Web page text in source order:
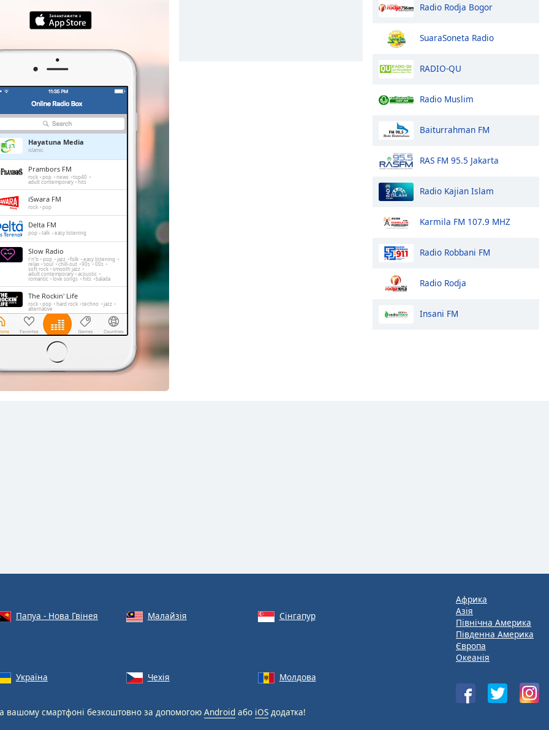
Hayatuna Media
islamic
Prambors FM
rock pop news top40
adult contemporary hits
iSwara FM
rock pop
Delta FM
pop talk easy listening
Slow Radio
r'n'b pop jazz folk easy listening
relax soul chill-out 90s 00s
soft rock smooth jazz
adult contemporary acoustic
romantic love songs hits balada
The Rockin' Life
rock pop hard rock techno jazz
alternative
Trax FM
pop top40 adult contemporary
FeMale Radio
adult contemporary
Radio Elshinta
Radio Rodja Bogor
SuaraSoneta Radio
RADIO-QU
Radio Muslim
Baiturrahman FM
RAS FM 95.5 Jakarta
Radio Kajian Islam
Karmila FM 107.9 MHZ
Radio Robbani FM
Radio Rodja
Insani FM
Папуа - Нова Гвінея Малайзія
Сінгапур
Україна Чехія Молдова
вашому смартфоні безкоштовно за допомогою Android або iOS додатка!
Африка
Азія
Північна Америка
Південна Америка
Європа
Океанія